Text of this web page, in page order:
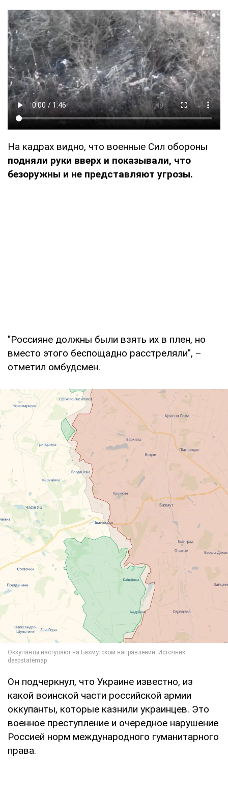
На кадрах видно, что военные Сил обороны
подняли руки вверх и показывали, что
безоружны и не представляют угрозы.
"Россияне должны были взять их в плен, но
вместо этого беспощадно расстреляли", –
отметил омбудсмен.
Он подчеркнул, что Украине известно, из
какой воинской части российской армии
оккупанты, которые казнили украинцев. Это
военное преступление и очередное нарушение
Россией норм международного гуманитарного
права.